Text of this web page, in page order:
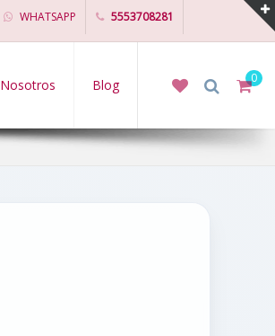
WHATSAPP 5553708281
0
Nosotros Blog